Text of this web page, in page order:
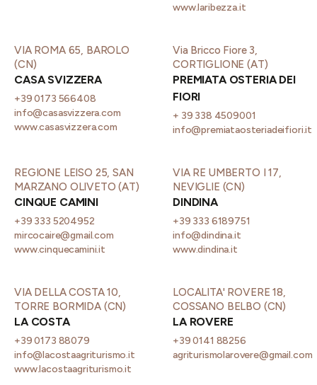
www.laribezza.it
VIA ROMA 65, BAROLO
(CN)
CASA SVIZZERA
+39 0173 566408
info@casasvizzera.com
www.casasvizzera.com
Via Bricco Fiore 3,
CORTIGLIONE (AT)
PREMIATA OSTERIA DEI
FIORI
+ 39 338 4509001
info@premiataosteriadeifiori.it
REGIONE LEISO 25, SAN
MARZANO OLIVETO (AT)
CINQUE CAMINI
+39 333 5204952
mircocaire@gmail.com
www.cinquecamini.it
VIA RE UMBERTO I 17,
NEVIGLIE (CN)
DINDINA
+39 333 6189751
info@dindina.it
www.dindina.it
VIA DELLA COSTA 10,
TORRE BORMIDA (CN)
LA COSTA
+39 0173 88079
info@lacostaagriturismo.it
www.lacostaagriturismo.it
LOCALITA' ROVERE 18,
COSSANO BELBO (CN)
LA ROVERE
+39 0141 88256
agriturismolarovere@gmail.com